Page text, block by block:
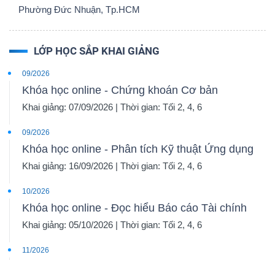
Phường Đức Nhuận, Tp.HCM
LỚP HỌC SẮP KHAI GIẢNG
09/2026
Khóa học online - Chứng khoán Cơ bản
Khai giảng: 07/09/2026 | Thời gian: Tối 2, 4, 6
09/2026
Khóa học online - Phân tích Kỹ thuật Ứng dụng
Khai giảng: 16/09/2026 | Thời gian: Tối 2, 4, 6
10/2026
Khóa học online - Đọc hiểu Báo cáo Tài chính
Khai giảng: 05/10/2026 | Thời gian: Tối 2, 4, 6
11/2026